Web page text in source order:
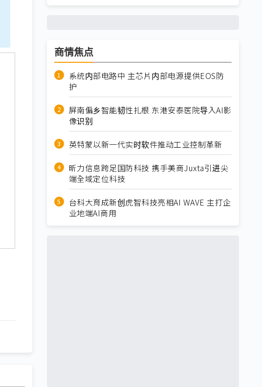
商情焦点
系统内部电路中 主芯片内部电源提供EOS防
护
屏南偏乡智能韧性扎根 东港安泰医院导入AI影
像识别
英特蒙以新一代实时软件推动工业控制革新
昕力信息跨足国防科技 携手美商Juxta引进尖
端全域定位科技
台科大育成新创虎智科技亮相AI WAVE 主打企
业地端AI商用